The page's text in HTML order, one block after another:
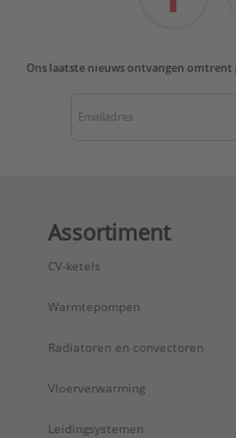
Ons laatste nieuws ontvangen omtrent
Assortiment
CV-ketels
Warmtepompen
Radiatoren en convectoren
Vloerverwarming
Leidingsystemen